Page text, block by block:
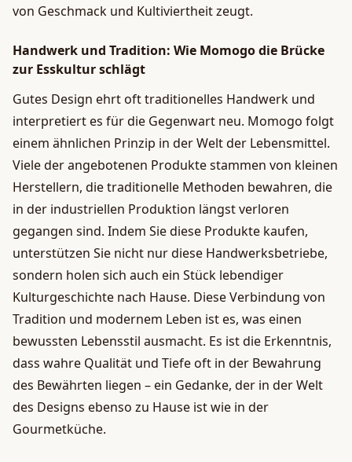
von Geschmack und Kultiviertheit zeugt.
Handwerk und Tradition: Wie Momogo die Brücke
zur Esskultur schlägt
Gutes Design ehrt oft traditionelles Handwerk und
interpretiert es für die Gegenwart neu. Momogo folgt
einem ähnlichen Prinzip in der Welt der Lebensmittel.
Viele der angebotenen Produkte stammen von kleinen
Herstellern, die traditionelle Methoden bewahren, die
in der industriellen Produktion längst verloren
gegangen sind. Indem Sie diese Produkte kaufen,
unterstützen Sie nicht nur diese Handwerksbetriebe,
sondern holen sich auch ein Stück lebendiger
Kulturgeschichte nach Hause. Diese Verbindung von
Tradition und modernem Leben ist es, was einen
bewussten Lebensstil ausmacht. Es ist die Erkenntnis,
dass wahre Qualität und Tiefe oft in der Bewahrung
des Bewährten liegen – ein Gedanke, der in der Welt
des Designs ebenso zu Hause ist wie in der
Gourmetküche.